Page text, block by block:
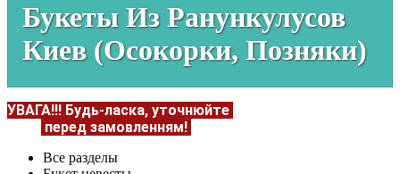
Букеты Из Ранункулусов
Киев (Осокорки, Позняки)
УВАГА!!! Будь-ласка, уточнюйте
перед замовленням!
Все разделы